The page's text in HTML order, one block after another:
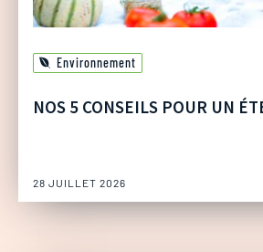
Environnement
NOS 5 CONSEILS POUR UN
28 JUILLET 2026